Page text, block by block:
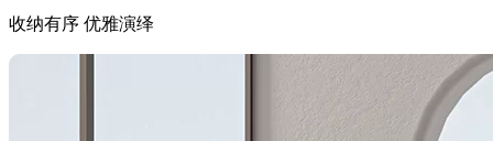
收纳有序 优雅演绎